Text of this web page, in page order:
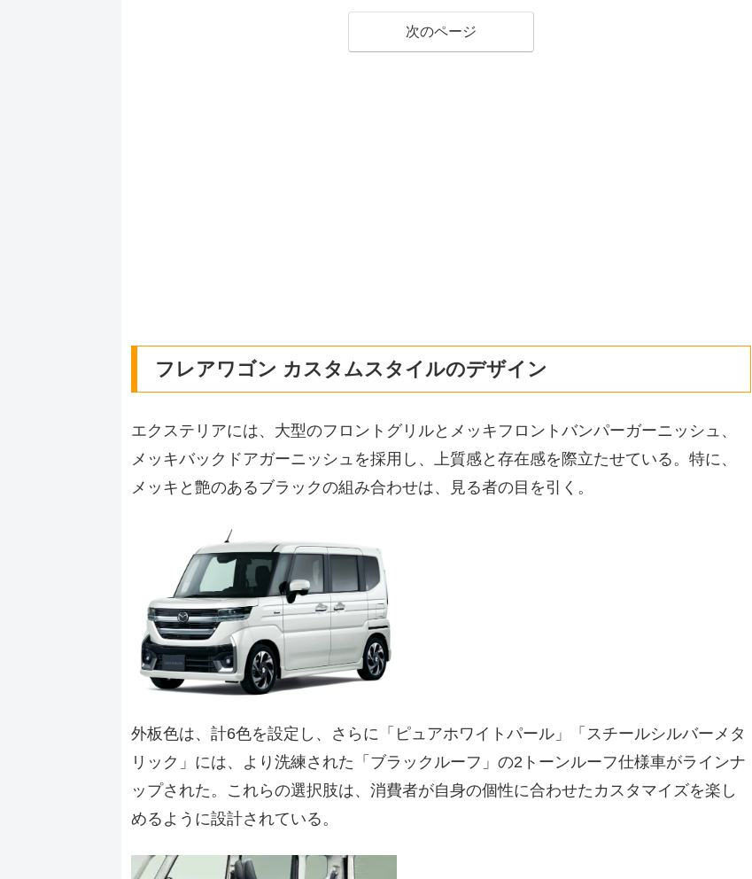
次のページ
フレアワゴン カスタムスタイルのデザイン
エクステリアには、大型のフロントグリルとメッキフロントバンパーガーニッシュ、
メッキバックドアガーニッシュを採用し、上質感と存在感を際立たせている。特に、
メッキと艶のあるブラックの組み合わせは、見る者の目を引く。
外板色は、計6色を設定し、さらに「ピュアホワイトパール」「スチールシルバーメタ
リック」には、より洗練された「ブラックルーフ」の2トーンルーフ仕様車がラインナ
ップされた。これらの選択肢は、消費者が自身の個性に合わせたカスタマイズを楽し
めるように設計されている。